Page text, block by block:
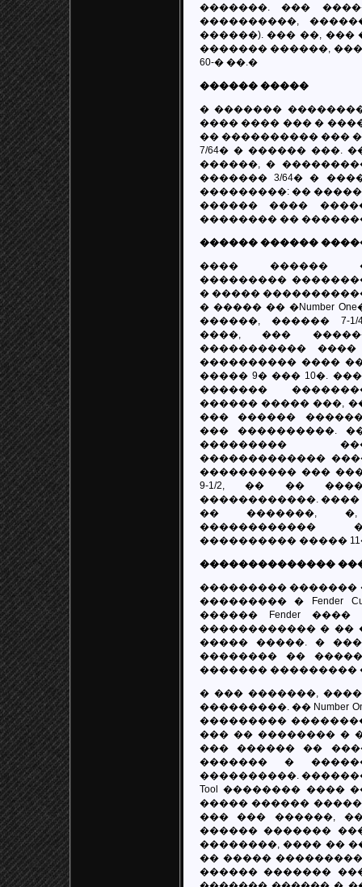
�������. ���
����������,
������). ��� ��, ���
������� ������,
60-� ��.�
������ �����
� �������
���� ���� ��� �
�� ���������� ���
7/64� � ������ ���.
������, �
������� 3/64� �
���������: ��
������ ����
�������� ��
������ ������
���� ������
���������
� �����
� ����� �� �Number
������, ������ 7-1/
����, ���
�����������
���������� ����
����� 9� ��� 10�.
�������
������ ����� ���,
��� ������
��� ����������.
���������
�������������
���������� ���
9-1/2, �� ��
������������.
�� �������,
������������
���������� �����
��������������
��������� �������
��������� � Fender
������ Fender
������������ � ��
����� �����. �
�������� ��
������� ���������
� ��� �������,
���������. ��
���������
��� �� �������� �
��� ������ ��
������� �
����������.
Tool �������� ����
����� ������
��� ��� ������,
������ �������
��������, ���� ��
�� �����
������ �������